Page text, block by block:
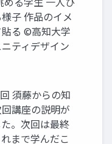
子 作品のイメ
る ©高知大学
ティデザイン
須藤からの知
講座の説明が
。次回は最終
まで学んだこ